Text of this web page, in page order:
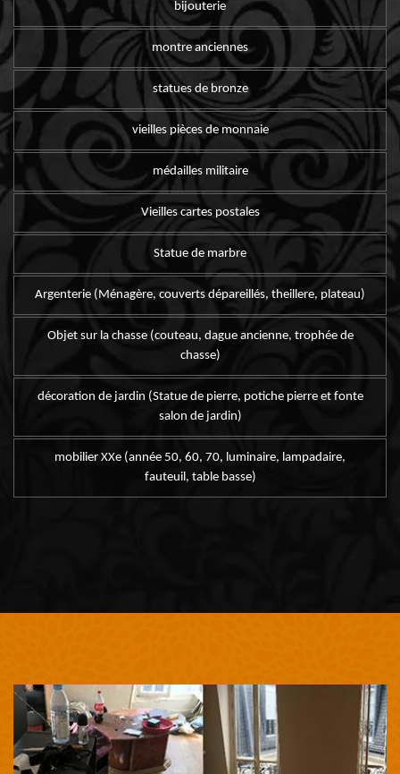
bijouterie
montre anciennes
statues de bronze
vieilles pièces de monnaie
médailles militaire
Vieilles cartes postales
Statue de marbre
Argenterie (Ménagère, couverts dépareillés, theillere, plateau)
Objet sur la chasse (couteau, dague ancienne, trophée de
chasse)
décoration de jardin (Statue de pierre, potiche pierre et fonte
salon de jardin)
mobilier XXe (année 50, 60, 70, luminaire, lampadaire,
fauteuil, table basse)